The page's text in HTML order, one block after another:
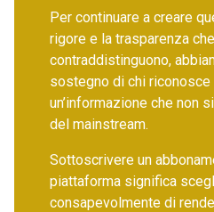
Per continuare a creare
rigore e la trasparenza
contraddistinguono,
sostegno di chi
un’informazione che non
del mainstream.
Sottoscrivere un
piattaforma significa
consapevolmente di